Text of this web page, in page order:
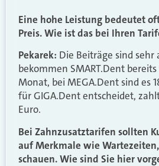
Eine hohe Leistung bedeutet
Preis. Wie ist das bei Ihren
Pekarek: Die Beiträge sind sehr
bekommen SMART.Dent
Monat, bei MEGA.Dent sind es
für GIGA.Dent entscheidet,
Euro.
Bei Zahnzusatztarifen sollten
auf Merkmale wie
schauen. Wie sind Sie hier